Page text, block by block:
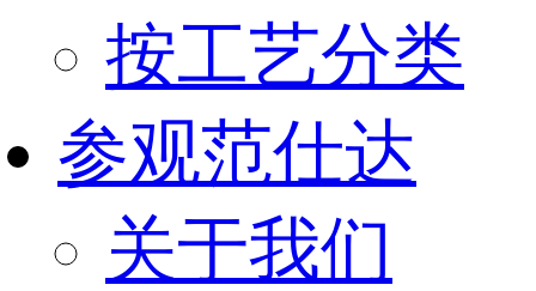
按工艺分类
参观范仕达
关于我们